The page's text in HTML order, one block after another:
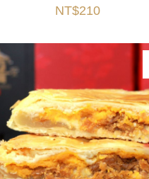
NT$210